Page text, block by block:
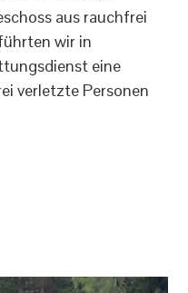
aus rauchfrei
wir in
eine
verletzte Personen